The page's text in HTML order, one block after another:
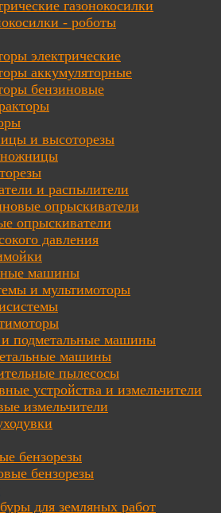
газонокосилки
- роботы
электрические
аккумуляторные
бензиновые
и высоторезы
и распылители
опрыскиватели
опрыскиватели
давления
машины
и мультимоторы
подметальные машины
машины
пылесосы
устройства и измельчители
измельчители
бензорезы
бензорезы
для земляных работ